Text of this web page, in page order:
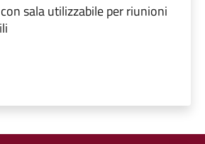
sala utilizzabile per riunioni